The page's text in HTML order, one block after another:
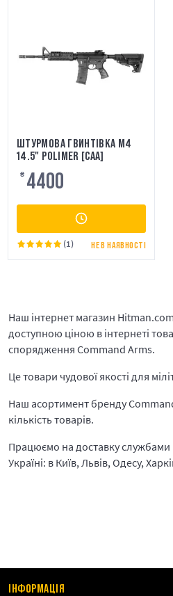
ШТУРМОВА ГВИНТІВКА M4
14.5" POLIMER [CAA]
₴ 4400
НЕ В НАЯВНОСТІ
(1)
Наш інтернет магазин
доступною ціною в інтернеті
спорядження Command Arms.
Це товари чудової якості для
Наш асортимент бренду
кількість товарів.
Працюємо на доставку службами
Україні: в Київ, Львів, Одесу,
ІНФОРМАЦІЯ